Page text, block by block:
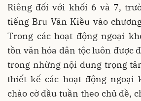
Riêng đối với khối 6 và 7,
tiếng Bru Vân Kiều vào
Trong các hoạt động ngoại
tồn văn hóa dân tộc luôn được
trong những nội dung trọng
thiết kế các hoạt động ngoại
chào cờ đầu tuần theo chủ đề,